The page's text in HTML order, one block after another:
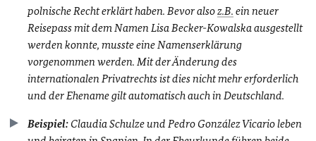
polnische Recht erklärt haben. Bevor alsoz.B. ein neuer
Reisepass mit dem Namen Lisa Becker-Kowalska ausgestellt
werden konnte, musste eine Namenserklärung
vorgenommen werden. Mit der Änderung des
internationalen Privatrechts ist dies nicht mehr erforderlich
und der Ehename gilt automatisch auch in Deutschland.
Beispiel: Claudia Schulze und Pedro González Vicario leben